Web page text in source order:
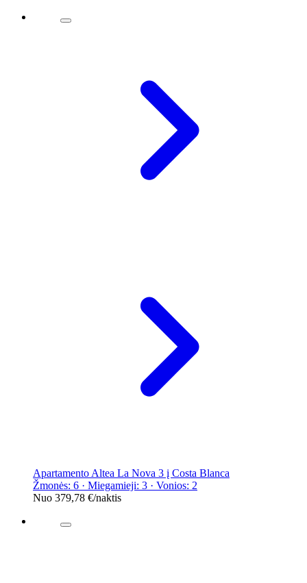
Apartamento Altea La Nova 3 į Costa Blanca
Žmonės: 6 · Miegamieji: 3 · Vonios: 2
Nuo 379,78 €/naktis